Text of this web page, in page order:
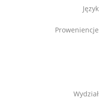
Język
Proweniencje
Wydział